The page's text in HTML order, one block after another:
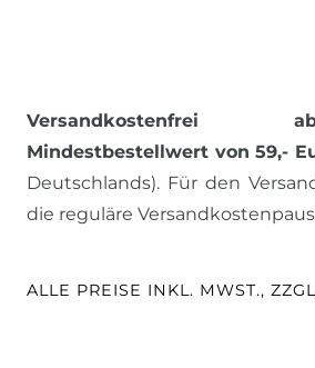
Mindestbestellwert von 59,-
Deutschlands). Für den
die reguläre
ALLE PREISE INKL. MWST.,